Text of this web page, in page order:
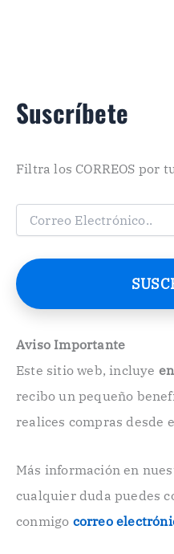
Suscríbete
Filtra los CORREOS por
C
e
o
e
t
ó
n
o
.
Aviso Importante
Este sitio web, incluye
recibo un pequeño
realices compras desde
Más información en
cualquier duda puedes
conmigo correo